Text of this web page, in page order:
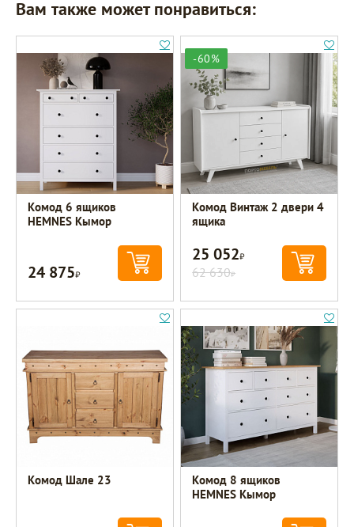
Вам также может понравиться:
Комод 6 ящиков
HEMNES Кымор
24 875Р
-60%
Комод Винтаж 2 двери 4
ящика
25 052Р
62 630Р
Комод Шале 23
Комод 8 ящиков
HEMNES Кымор